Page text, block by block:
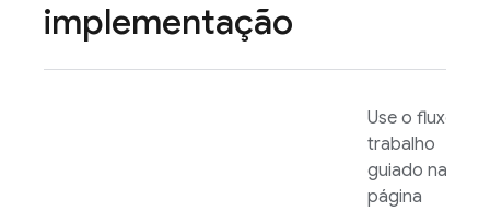
implementação
Use o fluxo de
trabalho
guiado na
página